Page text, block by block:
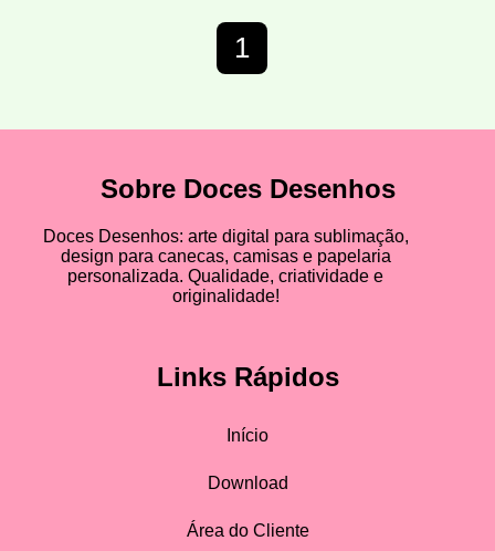
1
Sobre Doces Desenhos
Doces Desenhos: arte digital para sublimação,
design para canecas, camisas e papelaria
personalizada. Qualidade, criatividade e
originalidade!
Links Rápidos
Início
Download
Área do Cliente